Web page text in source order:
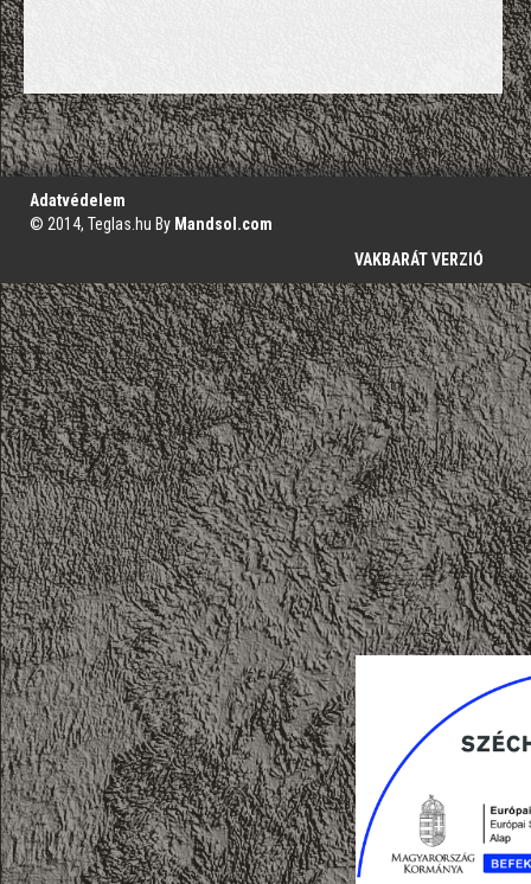
';
Adatvédelem
© 2014, Teglas.hu By Mandsol.com
VAKBARÁT VERZIÓ